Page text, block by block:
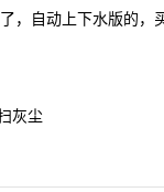
，自动上下水版的，
灰尘